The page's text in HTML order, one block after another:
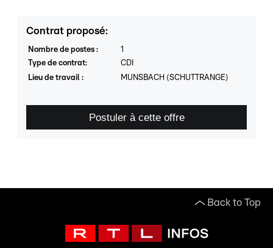
Contrat proposé:
Nombre de postes :
1
Type de contrat:
CDI
Lieu de travail : MUNSBACH (SCHUTTRANGE)
Postuler à cette offre
Back to Top